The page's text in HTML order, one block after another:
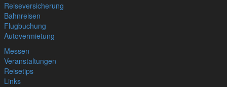
Reiseversicherung
Bahnreisen
Flugbuchung
Autovermietung
Messen
Veranstaltungen
Reisetips
Links